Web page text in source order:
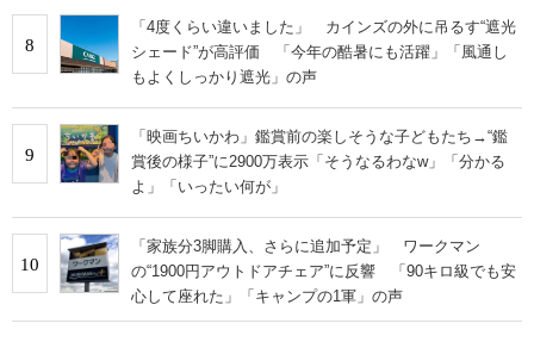
8
「4度くらい違いました」 カインズの外に吊るす“遮光
シェード”が高評価 「今年の酷暑にも活躍」「風通し
もよくしっかり遮光」の声
9
「映画ちいかわ」鑑賞前の楽しそうな子どもたち→“鑑
賞後の様子”に2900万表示「そうなるわなw」「分かる
よ」「いったい何が」
10
「家族分3脚購入、さらに追加予定」 ワークマン
の“1900円アウトドアチェア”に反響 「90キロ級でも安
心して座れた」「キャンプの1軍」の声